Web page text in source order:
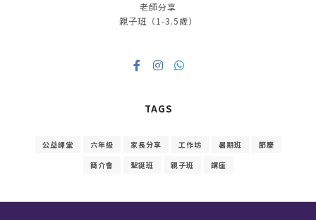
老師分享
親子班（1-3.5歲）
TAGS
公益課堂 六年級 家長分享 工作坊 暑期班
節慶
簡介會
聖誕班 親子班 講座